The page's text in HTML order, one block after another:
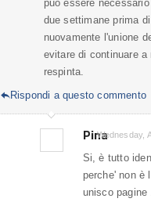
può essere
due settimane prima
nuovamente l'unione
evitare di continuare
respinta.
Rispondi a questo commento
PinaWednesday,
Si, è tutto
perche' non è
unisco